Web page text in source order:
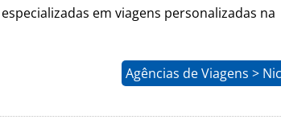
em viagens personalizadas na
Agências de Viagens >